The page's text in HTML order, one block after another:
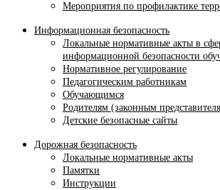
Мероприятия по профилактике
Информационная безопасность
Локальные нормативные акты в
информационной безопасности
Нормативное регулирование
Педагогическим работникам
Обучающимся
Родителям (законным
Детские безопасные сайты
Дорожная безопасность
Локальные нормативные акты
Памятки
Инструкции